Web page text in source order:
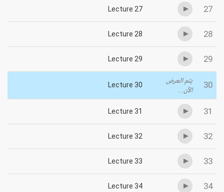
27
Lecture 27
28
Lecture 28
29
Lecture 29
30
يتم العرض
الآن...
Lecture 30
31
Lecture 31
32
Lecture 32
33
Lecture 33
34
Lecture 34